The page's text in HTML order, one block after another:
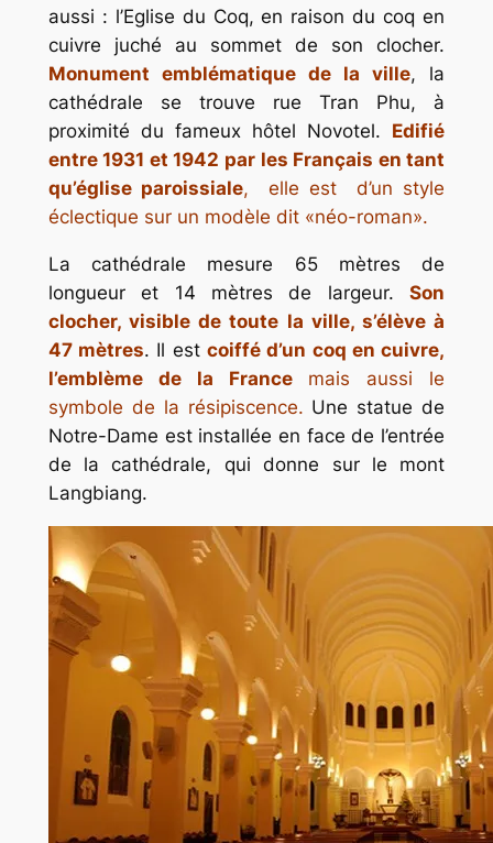
aussi : l’Eglise du Coq, en raison du coq en
cuivre juché au sommet de son clocher.
Monument emblématique de la ville, la
cathédrale se trouve rue Tran Phu, à
proximité du fameux hôtel Novotel. Edifié
entre 1931 et 1942 par les Français en tant
qu’église paroissiale, elle est d’un style
éclectique sur un modèle dit «néo-roman».
La cathédrale mesure 65 mètres de
longueur et 14 mètres de largeur.Son
clocher, visible de toute la ville, s’élève à
47 mètres. Il estcoiffé d’un coq en cuivre,
l’emblème de la Francemais aussi le
symbole de la résipiscence. Une statue de
Notre-Dame est installée en face de l’entrée
de la cathédrale, qui donne sur le mont
Langbiang.